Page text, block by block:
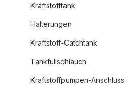
Kraftstofftank
Halterungen
Kraftstoff-Catchtank
Tankfüllschlauch
Kraftstoffpumpen-Anschluss